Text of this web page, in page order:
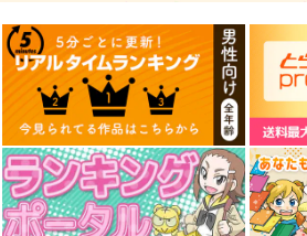
作品詳細 作品詳細
乙女怪獣キャラメリ
KADOKAWA
902円（税込）
サンプル
作品詳細